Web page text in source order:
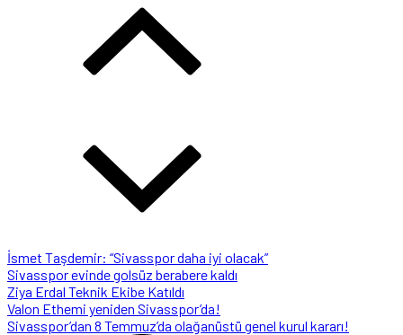
İsmet Taşdemir: “Sivasspor daha iyi olacak”
Sivasspor evinde golsüz berabere kaldı
Ziya Erdal Teknik Ekibe Katıldı
Valon Ethemi yeniden Sivasspor’da!
Sivasspor’dan 8 Temmuz’da olağanüstü genel kurul kararı!